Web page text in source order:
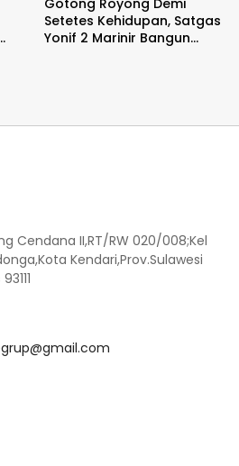
Gotong Royong Demi
Setetes Kehidupan, Satgas
Yonif 2 Marinir Bangun
Cendana II,RT/RW 020/008;Kel
Kendari,Prov.Sulawesi